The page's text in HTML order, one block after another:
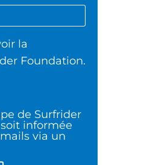
la
Foundation.
de Surfrider
informée
via un